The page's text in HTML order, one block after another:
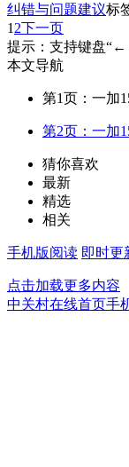
纠错与问题建议标
1 2下一页
提示：支持键盘
本文导航
第1页：一加
第2页：一加
猜你喜欢
最新
精选
相关
手机版阅读 即时更
点击加载更多内容
中关村在线首页手